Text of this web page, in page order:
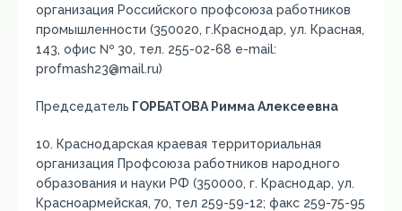
организация Российского профсоюза работников
промышленности (350020, г.Краснодар, ул. Красная,
143, офис № 30, тел. 255-02-68 e-mail:
profmash23@mail.ru)
Председатель ГОРБАТОВА Римма Алексеевна
10. Краснодарская краевая территориальная
организация Профсоюза работников народного
образования и науки РФ (350000, г. Краснодар, ул.
Красноармейская, 70, тел 259-59-12; факс 259-75-95